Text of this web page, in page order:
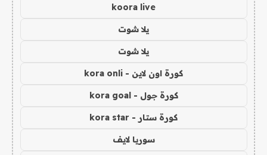
koora live
يلا شوت
يلا شوت
كورة اون لاين - kora onli
كورة جول - kora goal
كورة ستار - kora star
سوريا لايف